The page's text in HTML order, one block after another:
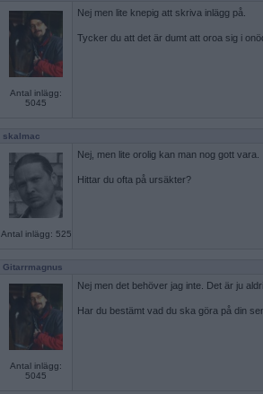
Antal inlägg:
5045
Nej men lite knepig att skriva inlägg på.
Tycker du att det är dumt att oroa sig i
skalmac
Antal inlägg: 525
Nej, men lite orolig kan man nog gott vara.
Hittar du ofta på ursäkter?
Gitarrmagnus
Antal inlägg:
5045
Nej men det behöver jag inte. Det är ju
Har du bestämt vad du ska göra på din